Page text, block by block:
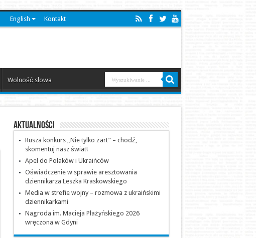
English Kontakt
Wolność słowa
Aktualności
Rusza konkurs „Nie tylko żart” – chodź,
skomentuj nasz świat!
Apel do Polaków i Ukraińców
Oświadczenie w sprawie aresztowania
dziennikarza Leszka Kraskowskiego
Media w strefie wojny – rozmowa z ukraińskimi
dziennikarkami
Nagroda im. Macieja Płażyńskiego 2026
wręczona w Gdyni